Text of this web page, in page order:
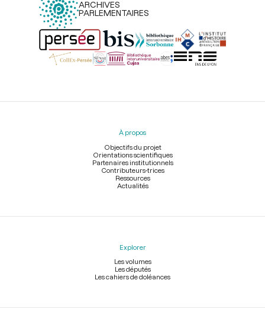
ARCHIVES
PARLEMENTAIRES
Menu
À propos
Objectifs du projet
Orientations scientifiques
Partenaires institutionnels
Contributeurs-trices
Ressources
Actualités
Explorer
Les volumes
Les députés
Les cahiers de doléances